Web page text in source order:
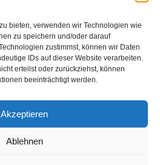
bieten, verwenden wir Technologien wie
zu speichern und/oder darauf
zustimmst, können wir Daten
IDs auf dieser Website verarbeiten.
erteilst oder zurückziehst, können
beeinträchtigt werden.
Akzeptieren
Ablehnen